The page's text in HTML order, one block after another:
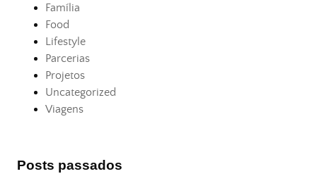
Família
Food
Lifestyle
Parcerias
Projetos
Uncategorized
Viagens
Posts passados